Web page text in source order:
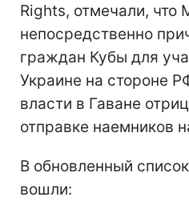
Rights, отмечали, что
непосредственно
граждан Кубы для
Украине на стороне
власти в Гаване
отправке наемников
В обновленный
вошли: